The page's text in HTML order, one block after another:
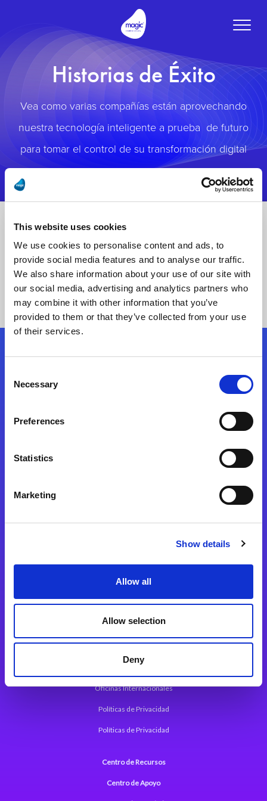
This website uses cookies
We use cookies to personalise content and ads, to
provide social media features and to analyse our traffic.
We also share information about your use of our site with
our social media, advertising and analytics partners who
may combine it with other information that you’ve
provided to them or that they’ve collected from your use
of their services.
Selection
Necessary
Preferences
Statistics
Marketing
Show details
Allow all
Allow selection
Deny
Toggle
Historias de Éxito
Vea como varias compañías están aprovechando
nuestra tecnología inteligente a prueba de futuro
para tomar el control de su transformación digital
Síganos
Magic xpi Plataforma de Integración
Comunicados de Prensa (Inglés)
Acerca de Magic
Oficinas Internacionales
Políticas de Privacidad
Políticas de Privacidad
Centro de Recursos
Centro de Apoyo